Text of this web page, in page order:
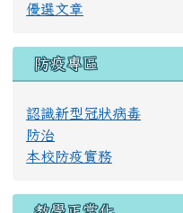
優選文章
防疫專區
認識新型冠狀病毒
防治
本校防疫實務